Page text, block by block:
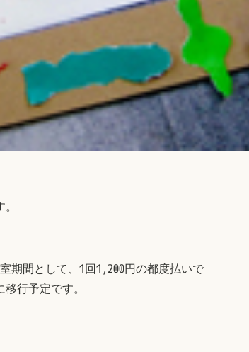
期間として、1回1,200円の都度払いで
行予定です。